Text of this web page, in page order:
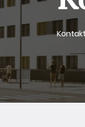
Kontakt